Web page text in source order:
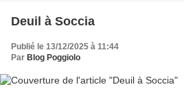
Deuil à Soccia
Publié le 13/12/2025 à 11:44
Par Blog Poggiolo